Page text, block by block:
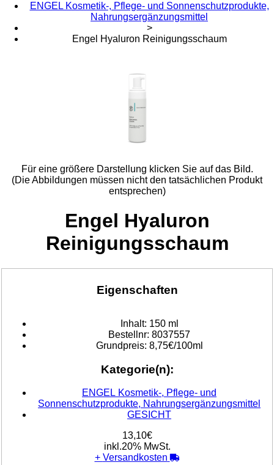
ENGEL Kosmetik-, Pflege- und Sonnenschutzprodukte,
Nahrungsergänzungsmittel
>
Engel Hyaluron Reinigungsschaum
Für eine größere Darstellung klicken Sie auf das Bild.
(Die Abbildungen müssen nicht den tatsächlichen Produkt
entsprechen)
Engel Hyaluron
Reinigungsschaum
Eigenschaften
Inhalt: 150 ml
Bestellnr: 8037557
Grundpreis: 8,75€/100ml
Kategorie(n):
ENGEL Kosmetik-, Pflege- und
Sonnenschutzprodukte, Nahrungsergänzungsmittel
GESICHT
13,10€
inkl.20% MwSt.
+ Versandkosten